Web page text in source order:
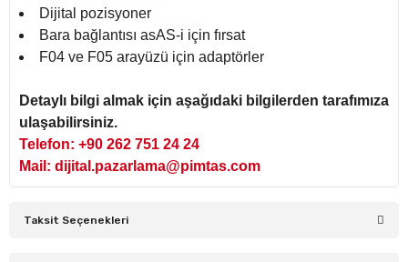
Dijital pozisyoner
Bara bağlantısı asAS-i için fırsat
F04 ve F05 arayüzü için adaptörler
Detaylı bilgi almak için aşağıdaki bilgilerden tarafımıza
ulaşabilirsiniz.
Telefon: +90 262 751 24 24
Mail: dijital.pazarlama@pimtas.com
Taksit Seçenekleri